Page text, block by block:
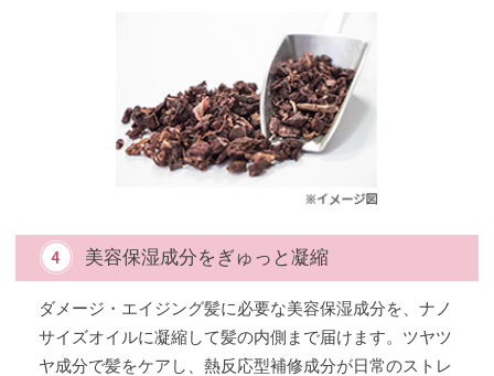
美容保湿成分をぎゅっと凝縮
ダメージ・エイジング髪に必要な美容保湿成分を、ナノ
サイズオイルに凝縮して髪の内側まで届けます。ツヤツ
ヤ成分で髪をケアし、熱反応型補修成分が日常のストレ